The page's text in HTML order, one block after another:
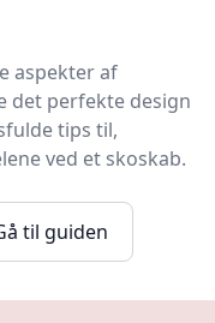
dine behov.
aspekter af
det perfekte design
tips til,
ved et skoskab.
til guiden